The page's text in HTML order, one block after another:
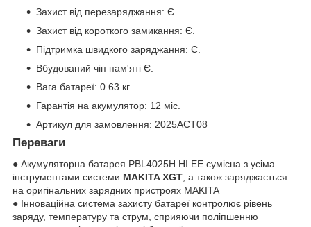
Захист від перезаряджання: Є.
Захист від короткого замикання: Є.
Підтримка швидкого заряджання: Є.
Вбудований чіп пам'яті Є.
Вага батареї: 0.63 кг.
Гарантія на акумулятор: 12 міс.
Артикул для замовлення: 2025ACT08
Переваги
● Акумуляторна батарея PBL4025H HI EE сумісна з усіма
інструментами системи MAKITA XGT , а також заряджається
на оригінальних зарядних пристроях MAKITA
● Інноваційна система захисту батареї контролює рівень
заряду, температуру та струм, сприяючи поліпшенню